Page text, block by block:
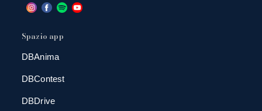
Spazio app
DBAnima
DBContest
DBDrive